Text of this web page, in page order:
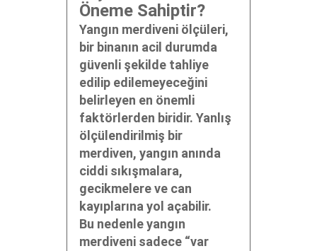
Öneme Sahiptir?
Yangın merdiveni ölçüleri,
bir binanın acil durumda
güvenli şekilde tahliye
edilip edilemeyeceğini
belirleyen en önemli
faktörlerden biridir. Yanlış
ölçülendirilmiş bir
merdiven, yangın anında
ciddi sıkışmalara,
gecikmelere ve can
kayıplarına yol açabilir.
Bu nedenle yangın
merdiveni sadece “var